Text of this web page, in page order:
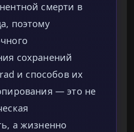
смерти в
поэтому
сохранений
и способов их
— это не
а жизненно